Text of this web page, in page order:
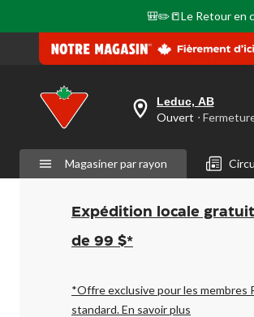
🎒✏️📒Le Retour en
votre
est
Leduc,
AB,
Ouvert,
Fermeture
à
pour
changer
Leduc, AB
Ouvert
Magasiner par rayon
Expédition locale
de 99 $*
*Offre exclusive pour les membres
standard.En savoir plus
page.